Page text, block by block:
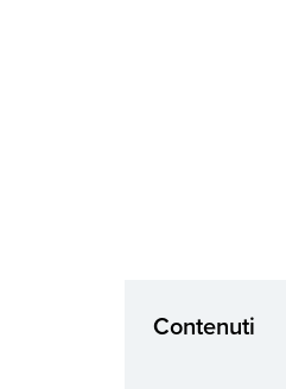
Contenuti